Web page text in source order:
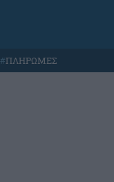
#ΠΛΗΡΩΜΕΣ